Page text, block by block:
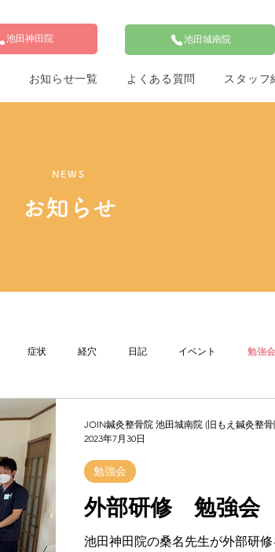
池田神田院 池田城南院
お知らせ一覧 よくある質問 スタッフ
NEWS
お知らせ
症状 経穴 日記 イベント 勉強会
外部研修 勉強会
池田神田院の桑名先生が外部研
勉強会
JOIN鍼灸整骨院 池田城南院 (旧もえ鍼灸整骨
2023年7月30日